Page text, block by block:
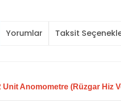
Yorumlar Taksit
Unit Anomometre (Rüzgar Hiz